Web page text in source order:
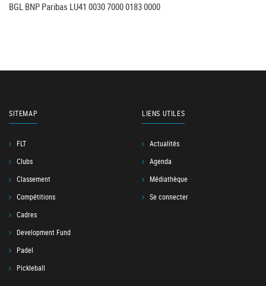
BGL BNP Paribas LU41 0030 7000 0183 0000
SITEMAP
FLT
Clubs
Classement
Compétitions
Cadres
Development Fund
Padel
Pickleball
LIENS UTILES
Actualités
Agenda
Médiathèque
Se connecter